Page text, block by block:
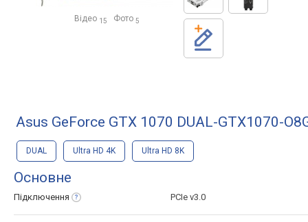
Відео 15 Фото 5
Asus GeForce GTX 1070 DUAL-GTX1070-
DUAL Ultra HD 4K Ultra HD 8K
Основне
Підключення PCIe v3.0